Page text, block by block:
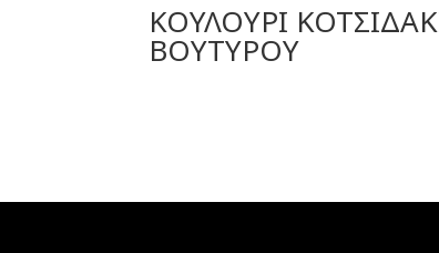
ΚΟΥΛΟΥΡΙ
ΒΟΥΤΥΡΟΥ